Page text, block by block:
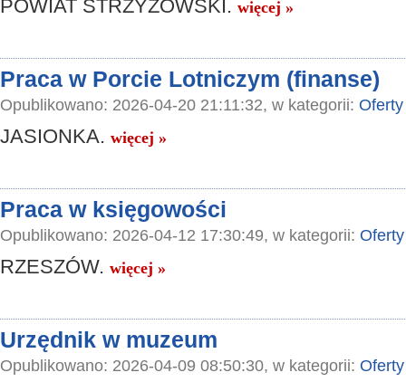
POWIAT STRZYŻOWSKI. więcej »
Praca w Porcie Lotniczym (finanse)
Opublikowano: 2026-04-20 21:11:32, w kategorii:
JASIONKA. więcej »
Praca w księgowości
Opublikowano: 2026-04-12 17:30:49, w kategorii:
RZESZÓW. więcej »
Urzędnik w muzeum
Opublikowano: 2026-04-09 08:50:30, w kategorii: